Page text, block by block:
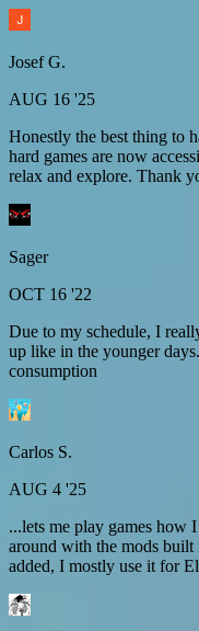
Josef G.
AUG 16 '25
Honestly the best thing to
hard games are now
relax and explore. Thank
Sager
OCT 16 '22
Due to my schedule, I
up like in the younger
consumption
Carlos S.
AUG 4 '25
...lets me play games how
around with the mods
added, I mostly use it for